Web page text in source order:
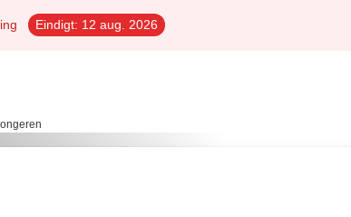
Eindigt: 12 aug. 2026